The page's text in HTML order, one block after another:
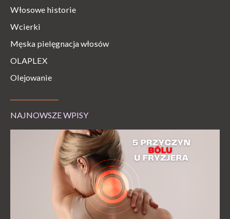
Włosowe historie
Wcierki
Męska pielęgnacja włosów
OLAPLEX
Olejowanie
NAJNOWSZE WPISY